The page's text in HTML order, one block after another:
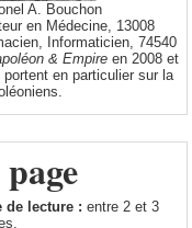
A. Bouchon
en Médecine, 13008
Informaticien, 74540
& Empire en 2008 et
en particulier sur la
de lecture : entre 2 et 3